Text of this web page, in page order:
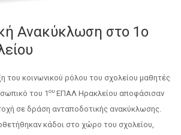
Ανακύκλωση στο 1ο
του κοινωνικού ρόλου του σχολείου μαθητές
του 1ου ΕΠΑΛ Ηρακλείου αποφάσισαν
σε δράση ανταποδοτικής ανακύκλωσης.
κάδοι στο χώρο του σχολείου,